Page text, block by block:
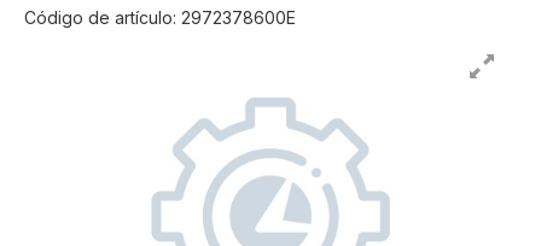
Código de artículo: 2972378600E